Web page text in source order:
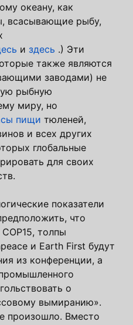
океану, как
всасывающие рыбу,
и здесь .) Эти
также являются
заводами) не
рыбную
миру, но
пищи тюленей,
и всех других
глобальные
для своих
показатели
что
толпы
и Earth First будут
из конференции, а
о
вымиранию».
произошло. Вместо